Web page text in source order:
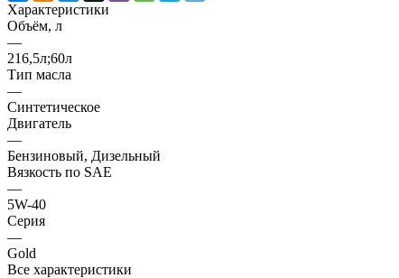
Характеристики
Объём, л
—
216,5л;60л
Тип масла
—
Синтетическое
Двигатель
—
Бензиновый, Дизельный
Вязкость по SAE
—
5W-40
Серия
—
Gold
Все характеристики